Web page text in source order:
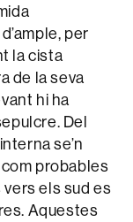
per
la cista
de la seva
hi ha
Del
se’n
probables
els sud es
Aquestes